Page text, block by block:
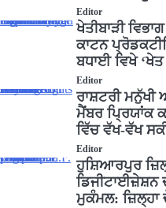
Editor
ਖੇਤੀਬਾੜੀ
ਕਾਟਨ
ਬਧਾਈ ਵਿਖੇ
Editor
ਰਾਸ਼ਟਰੀ ਮਨੁੱਖੀ
ਮੈਂਬਰ ਪ੍ਰਿਯਾਂਕ
ਵਿੱਚ ਵੱਖ-ਵੱਖ
Editor
ਹੁਸ਼ਿਆਰਪੁਰ
ਡਿਜੀਟਾਈਜ਼ੇਸ਼ਨ
ਮੁਕੰਮਲ: